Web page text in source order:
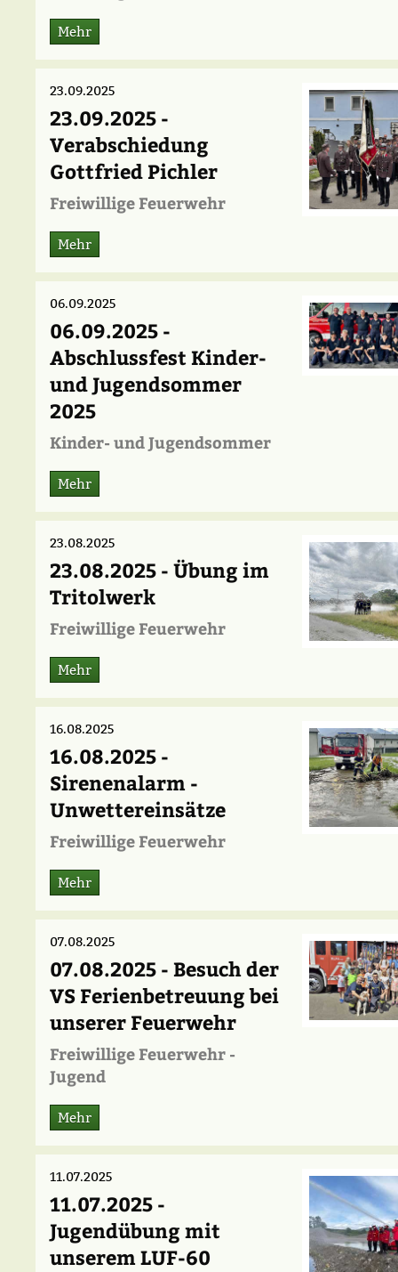
Mehr
23.09.2025
23.09.2025 -
Verabschiedung
Gottfried Pichler
Freiwillige Feuerwehr
Mehr
06.09.2025
06.09.2025 -
Abschlussfest Kinder-
und Jugendsommer
2025
Kinder- und Jugendsommer
Mehr
23.08.2025
23.08.2025 - Übung im
Tritolwerk
Freiwillige Feuerwehr
Mehr
16.08.2025
16.08.2025 -
Sirenenalarm -
Unwettereinsätze
Freiwillige Feuerwehr
Mehr
07.08.2025
07.08.2025 - Besuch der
VS Ferienbetreuung bei
unserer Feuerwehr
Freiwillige Feuerwehr -
Jugend
Mehr
11.07.2025
11.07.2025 -
Jugendübung mit
unserem LUF-60